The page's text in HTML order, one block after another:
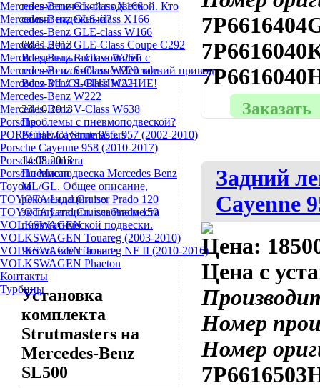
Mercedes-Benz GL-class X166
Mercedes-Benz GLS-class X166
Mercedes-Benz GLE-class W166
Mercedes-Benz GLE-Class Coupe С292
Mercedes-Benz R-Class W251
Mercedes-Benz S-Class W220 задний привод
Mercedes-Benz S-Class W221
Mercedes-Benz W222
Mercedes-Benz V-Class W638
Porsche
PORSCHE Cayenne 955, 957 (2002-2010)
Porsche Cayenne 958 (2010-2017)
Porsche Panamera
Porsche Macan
Toyota
TOYOTA Land Cruiser Prado 120
TOYOTA Land Cruiser Prado 150
VOLKSWAGEN
VOLKSWAGEN Touareg (2003-2010)
VOLKSWAGEN Touareg NF II (2010-2016)
VOLKSWAGEN Phaeton
Контакты
Турбины
пневматической подвеской. Кто
самый надежный?
08.11.2013
Владельцы автомобилей с
пневмо и особенно Mercedes
Benz ML/GL ВНИМАНИЕ!
23.10.2013
Проблемы с пневмоподвеской?
Решаемо! Strutmasters
14.08.2013
Пневмоподвеска Mercedes Benz
ML/GL. Общее описание,
рекомендации по
эксплуатации, слабые места
пневматической подвески.
Читать все статьи >
Установка
комплекта
Strutmasters на
Mercedes-Benz
SL500
Заказать
Задний
Cayenne
Цена:
Цена с
Номер
Номер